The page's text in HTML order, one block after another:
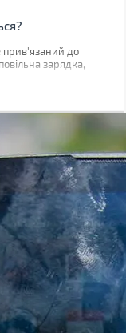
прив'язаний до
зарядка,